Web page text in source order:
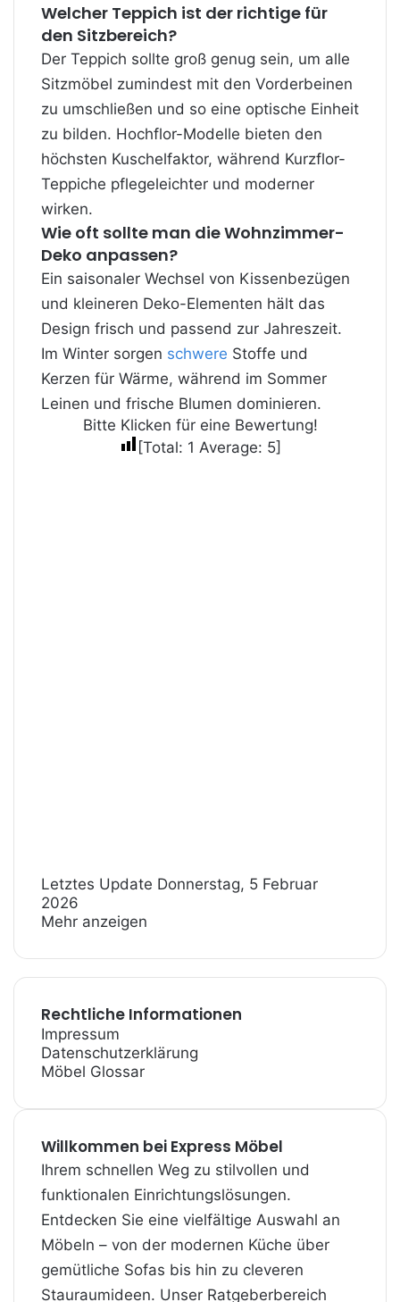
Welcher Teppich ist der richtige für
den Sitzbereich?
Der Teppich sollte groß genug sein, um alle
Sitzmöbel zumindest mit den Vorderbeinen
zu umschließen und so eine optische Einheit
zu bilden. Hochflor-Modelle bieten den
höchsten Kuschelfaktor, während Kurzflor-
Teppiche pflegeleichter und moderner
wirken.
Wie oft sollte man die Wohnzimmer-
Deko anpassen?
Ein saisonaler Wechsel von Kissenbezügen
und kleineren Deko-Elementen hält das
Design frisch und passend zur Jahreszeit.
Im Winter sorgen schwere Stoffe und
Kerzen für Wärme, während im Sommer
Leinen und frische Blumen dominieren.
Bitte Klicken für eine Bewertung!
[Total: 1 Average: 5]
Letztes Update Donnerstag, 5 Februar
2026
Mehr anzeigen
Rechtliche Informationen
Impressum
Datenschutzerklärung
Möbel Glossar
Willkommen bei Express Möbel
Ihrem schnellen Weg zu stilvollen und
funktionalen Einrichtungslösungen.
Entdecken Sie eine vielfältige Auswahl an
Möbeln – von der modernen Küche über
gemütliche Sofas bis hin zu cleveren
Stauraum­ideen. Unser Ratgeberbereich